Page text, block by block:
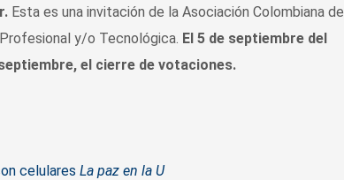
Esta es una invitación de la Asociación Colombiana de
y/o Tecnológica. El 5 de septiembre del
el cierre de votaciones.
celulares La paz en la U